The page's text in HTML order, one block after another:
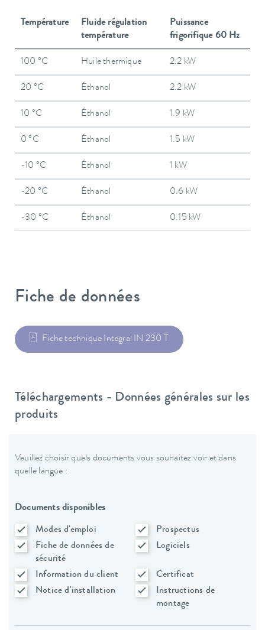
Température
Fluide régulation
température
Puissance
frigorifique 60 Hz
100 °C Huile thermique 2.2 kW
20 °C Éthanol 2.2 kW
10 °C Éthanol 1.9 kW
0 °C Éthanol 1.5 kW
-10 °C Éthanol 1 kW
-20 °C Éthanol 0.6 kW
-30 °C Éthanol 0.15 kW
Fiche de données
Fiche technique Integral IN 230 T
Téléchargements - Données générales sur les
produits
Veuillez choisir quels documents vous souhaitez voir et dans
quelle langue :
Documents disponibles
Modes d'emploi
Prospectus
Fiche de données de
sécurité
Logiciels
Information du client
Certificat
Notice d'installation
Instructions de
montage